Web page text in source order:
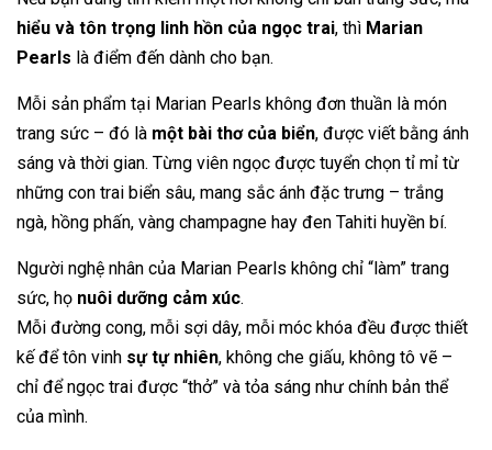
hiểu và tôn trọng linh hồn của ngọc trai, thì Marian
Pearls là điểm đến dành cho bạn.
Mỗi sản phẩm tại Marian Pearls không đơn thuần là món
trang sức – đó là một bài thơ của biển, được viết bằng ánh
sáng và thời gian. Từng viên ngọc được tuyển chọn tỉ mỉ từ
những con trai biển sâu, mang sắc ánh đặc trưng – trắng
ngà, hồng phấn, vàng champagne hay đen Tahiti huyền bí.
Người nghệ nhân của Marian Pearls không chỉ “làm” trang
sức, họ nuôi dưỡng cảm xúc.
Mỗi đường cong, mỗi sợi dây, mỗi móc khóa đều được thiết
kế để tôn vinh sự tự nhiên, không che giấu, không tô vẽ –
chỉ để ngọc trai được “thở” và tỏa sáng như chính bản thể
của mình.